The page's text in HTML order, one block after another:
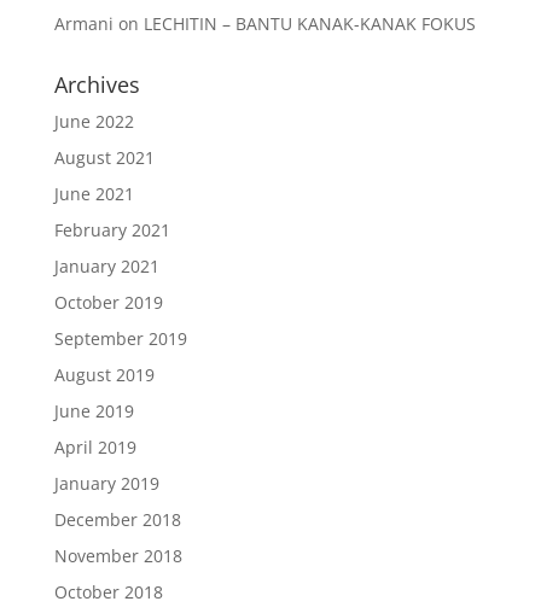
Armani on LECHITIN – BANTU KANAK-KANAK FOKUS
Archives
June 2022
August 2021
June 2021
February 2021
January 2021
October 2019
September 2019
August 2019
June 2019
April 2019
January 2019
December 2018
November 2018
October 2018